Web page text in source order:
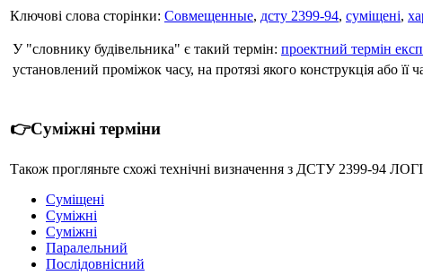
Ключові слова сторінки: Совмещенные, дсту 2399-94, суміщені,
У "словнику будівельника" є такий термін: проектний термін
установлений проміжок часу, на протязі якого конструкція або
👉Суміжні терміни
Також прогляньте схожі технічні визначення з ДСТУ 2399-94
Суміщені
Суміжні
Суміжні
Паралельний
Послідовнісний